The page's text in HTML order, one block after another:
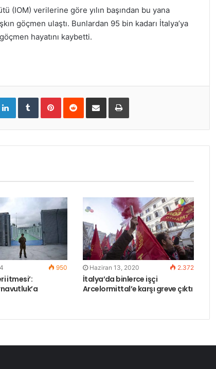
(IOM) verilerine göre yılın başından bu yana
göçmen ulaştı. Bunlardan 95 bin kadarı İtalya’ya
hayatını kaybetti.
L
k
e
I
T
b
l
P
t
e
e
R
d
i
S
r
e
i
m
Y
d
ı
950
itmesi’:
Haziran 13, 2020 2.372
İtalya’da binlerce işçi
Arcelormittal’e karşı greve çıktı